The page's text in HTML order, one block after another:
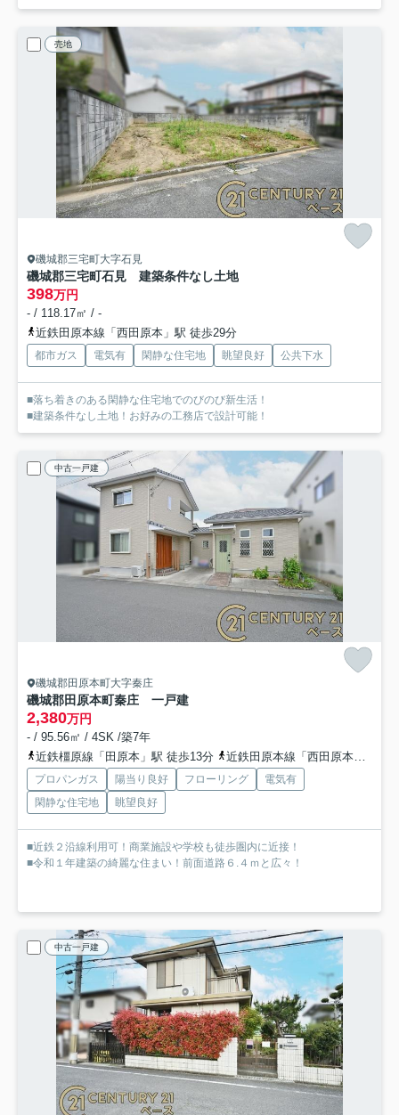
売地
磯城郡三宅町大字石見
磯城郡三宅町石見 建築条件なし土地
398万円
- / 118.17㎡ / -
近鉄田原本線「西田原本」駅 徒歩29分
都市ガス 電気有 閑静な住宅地 眺望良好 公共下水
■落ち着きのある閑静な住宅地でのびのび新生活！
■建築条件なし土地！お好みの工務店で設計可能！
中古一戸建
磯城郡田原本町大字秦庄
磯城郡田原本町秦庄 一戸建
2,380万円
- / 95.56㎡ / 4SK /築7年
近鉄橿原線「田原本」駅 徒歩13分
近鉄田原本線「西田原本」駅 徒歩14分
プロパンガス 陽当り良好 フローリング
電気有
閑静な住宅地
眺望良好
■近鉄２沿線利用可！商業施設や学校も徒歩圏内に近接！
■令和１年建築の綺麗な住まい！前面道路６.４ｍと広々！
中古一戸建